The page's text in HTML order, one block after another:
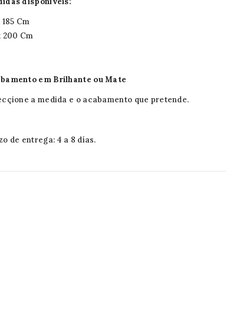
185 Cm
200 Cm
em Brilhante ou Mate
a medida e o acabamento que pretende.
de entrega: 4 a 8 días.